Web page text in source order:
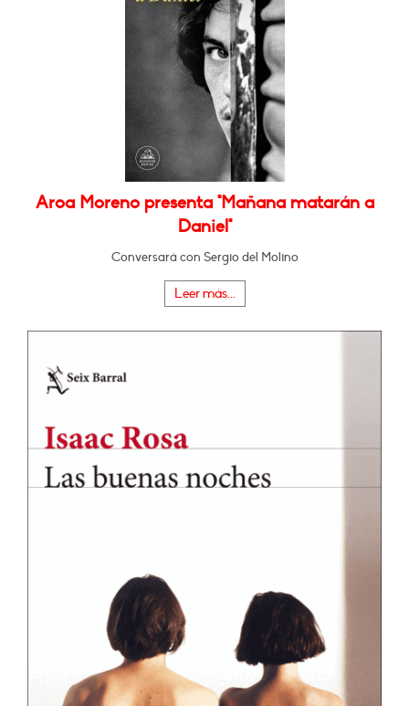
Aroa Moreno presenta "Mañana matarán a
Daniel"
Conversará con Sergio del Molino
Leer más...